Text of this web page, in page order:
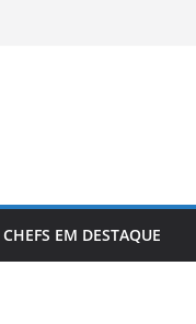
CHEFS EM DESTAQUE